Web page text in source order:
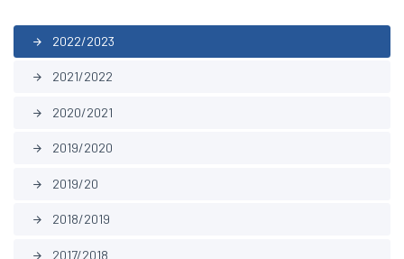
arrow_forward 2022/2023
arrow_forward 2021/2022
arrow_forward 2020/2021
arrow_forward 2019/2020
arrow_forward 2019/20
arrow_forward 2018/2019
arrow_forward 2017/2018